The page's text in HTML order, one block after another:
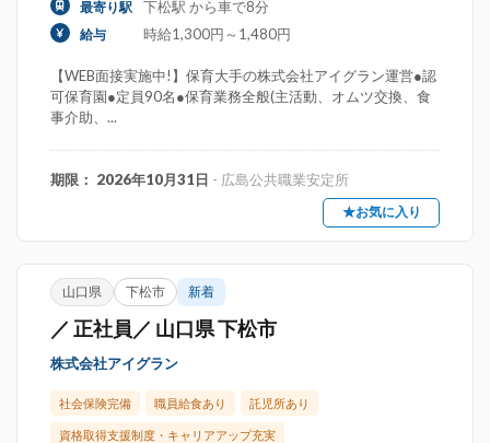
最寄り駅 下松駅 から車で8分
給与 時給1,300円～1,480円
【WEB面接実施中!】保育大手の株式会社アイグラン運営●認
可保育園●定員90名●保育業務全般(主活動、オムツ交換、食
事介助、...
期限： 2026年10月31日 - 広島公共職業安定所
★お気に入り
山口県 下松市 新着
／ 正社員／ 山口県 下松市
株式会社アイグラン
社会保険完備 職員給食あり 託児所あり
資格取得支援制度・キャリアアップ充実